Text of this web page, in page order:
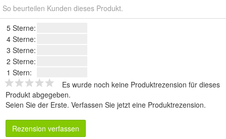
So beurteilen Kunden dieses Produkt.
5 Sterne:
4 Sterne:
3 Sterne:
2 Sterne:
1 Stern:
Es wurde noch keine Produktrezension für dieses
Produkt abgegeben.
Seien Sie der Erste. Verfassen Sie jetzt eine Produktrezension.
Rezension verfassen